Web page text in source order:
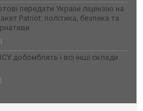
передати Україні ліцензію на
Patriot: політика, безпека та
добомблять і всі інші склади